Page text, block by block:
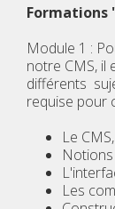
Module 1 :
notre CMS, il
différents
requise pour
Le
Notions
Les